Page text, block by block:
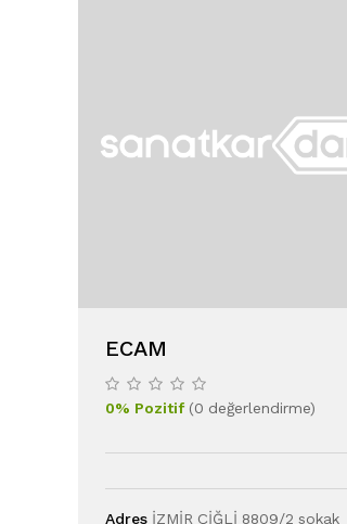
ECAM
0% Pozitif(0 değerlendirme)
Adres İZMİR ÇİĞLİ 8809/2 sokak